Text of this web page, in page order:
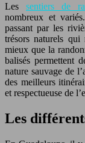
Les sentiers de
nombreux et
passant par les
trésors naturels
mieux que la
balisés permettent
nature sauvage de
des meilleurs
et respectueuse de
Les